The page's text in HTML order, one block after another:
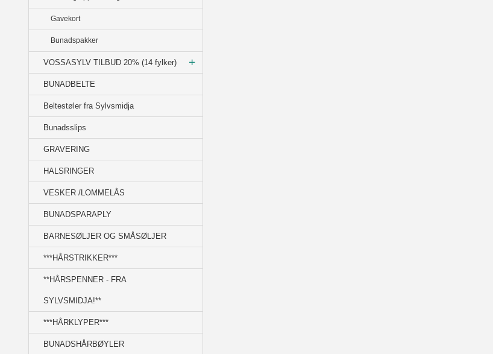
Gavekort
Bunadspakker
VOSSASYLV TILBUD 20% (14 fylker)
BUNADBELTE
Beltestøler fra Sylvsmidja
Bunadsslips
GRAVERING
HALSRINGER
VESKER /LOMMELÅS
BUNADSPARAPLY
BARNESØLJER OG SMÅSØLJER
***HÅRSTRIKKER***
**HÅRSPENNER - FRA
SYLVSMIDJA!**
***HÅRKLYPER***
BUNADSHÅRBØYLER